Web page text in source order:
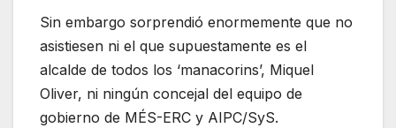
Sin embargo sorprendió enormemente que no
asistiesen ni el que supuestamente es el
alcalde de todos los ‘manacorins’, Miquel
Oliver, ni ningún concejal del equipo de
gobierno de MÉS-ERC y AIPC/SyS.